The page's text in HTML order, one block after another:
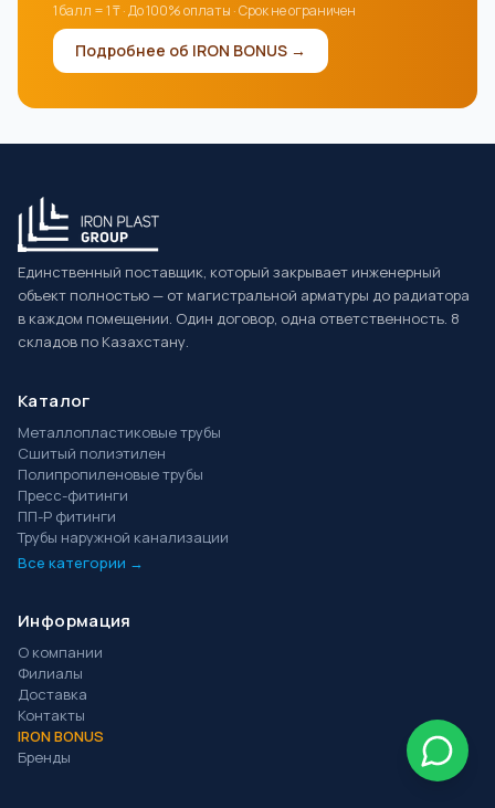
1 балл = 1 ₸ · До 100% оплаты · Срок не ограничен
Подробнее об IRON BONUS →
Единственный поставщик, который закрывает инженерный
объект полностью — от магистральной арматуры до радиатора
в каждом помещении. Один договор, одна ответственность. 8
складов по Казахстану.
Каталог
Металлопластиковые трубы
Сшитый полиэтилен
Полипропиленовые трубы
Пресс-фитинги
ПП-Р фитинги
Трубы наружной канализации
Все категории →
Информация
О компании
Филиалы
Доставка
Контакты
IRON BONUS
Бренды